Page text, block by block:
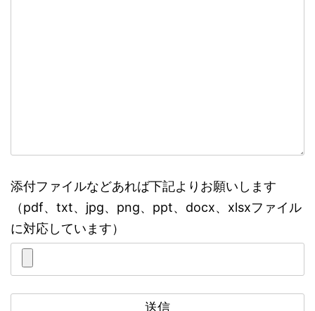
添付ファイルなどあれば下記よりお願いします
（pdf、txt、jpg、png、ppt、docx、xlsxファイル
に対応しています）